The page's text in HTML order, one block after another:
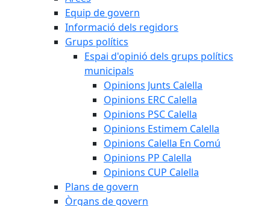
Equip de govern
Informació dels regidors
Grups polítics
Espai d'opinió dels grups polítics
municipals
Opinions Junts Calella
Opinions ERC Calella
Opinions PSC Calella
Opinions Estimem Calella
Opinions Calella En Comú
Opinions PP Calella
Opinions CUP Calella
Plans de govern
Òrgans de govern